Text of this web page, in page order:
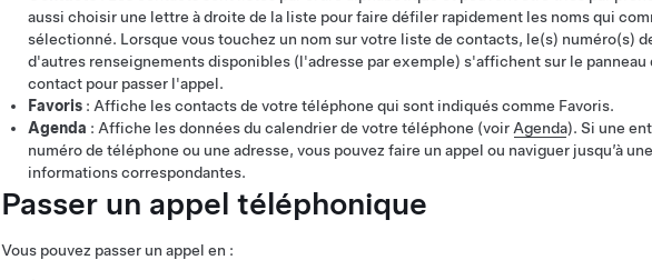
aussi choisir une lettre à droite de la liste pour faire défiler rapidement les noms qui
sélectionné. Lorsque vous touchez un nom sur votre liste de contacts, le(s) numéro(s)
d'autres renseignements disponibles (l'adresse par exemple) s'affichent sur le panneau
contact pour passer l'appel.
Favoris : Affiche les contacts de votre téléphone qui sont indiqués comme Favoris.
Agenda : Affiche les données du calendrier de votre téléphone (voir Agenda). Si une
numéro de téléphone ou une adresse, vous pouvez faire un appel ou naviguer jusqu’à
informations correspondantes.
Passer un appel téléphonique
Vous pouvez passer un appel en :